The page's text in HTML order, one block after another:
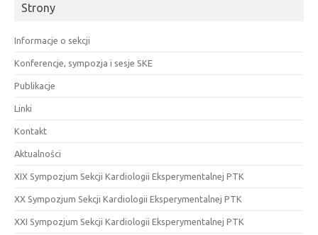
Strony
Informacje o sekcji
Konferencje, sympozja i sesje SKE
Publikacje
Linki
Kontakt
Aktualności
XIX Sympozjum Sekcji Kardiologii Eksperymentalnej PTK
XX Sympozjum Sekcji Kardiologii Eksperymentalnej PTK
XXI Sympozjum Sekcji Kardiologii Eksperymentalnej PTK